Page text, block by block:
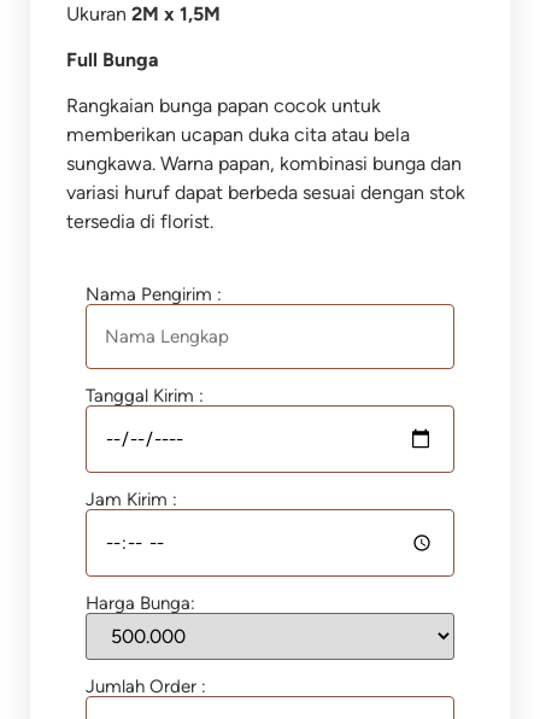
Ukuran 2M x 1,5M
Full Bunga
Rangkaian bunga papan cocok untuk
memberikan ucapan duka cita atau bela
sungkawa. Warna papan, kombinasi bunga dan
variasi huruf dapat berbeda sesuai dengan stok
tersedia di florist.
Nama Pengirim :
Tanggal Kirim :
Jam Kirim :
Harga Bunga:
Jumlah Order :